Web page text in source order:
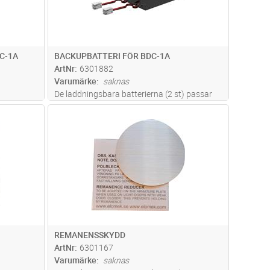
1A
dörrar
BACKUPBATTERI FÖR BDC-1A
ArtNr 6301882
Varumärke
saknas
De laddningsbara batterierna (2 st) passar
direkt i enheten och ansluts enkelt med
snabbkontakter på kretskortet i BDC-
1A.Valve regulated lead acid, eller
Ventilregelerade blybatterier är en
...läs mer
Lägg i kundvagn
REMANENSSKYDD
ArtNr 6301167
Varumärke
saknas